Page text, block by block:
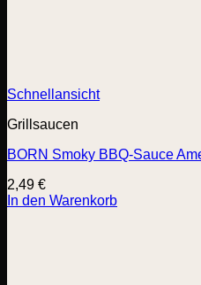
Schnellansicht
Grillsaucen
BORN Smoky BBQ-Sauce
2,49 €
In den Warenkorb